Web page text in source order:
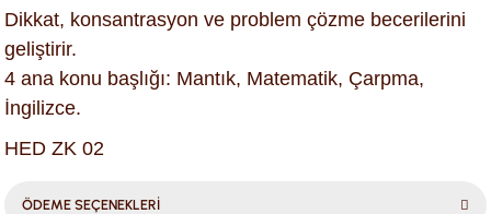
Dikkat, konsantrasyon ve problem çözme becerilerini
geliştirir.
4 ana konu başlığı: Mantık, Matematik, Çarpma,
İngilizce.
HED ZK 02
ÖDEME SEÇENEKLERİ